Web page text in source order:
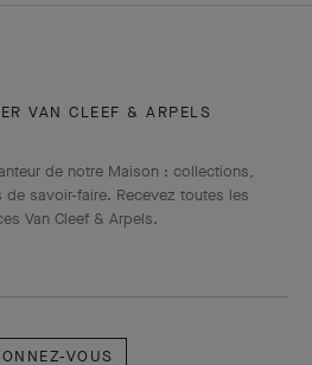
VAN CLEEF & ARPELS
de notre Maison : collections,
de savoir-faire. Recevez toutes les
Van Cleef & Arpels​.